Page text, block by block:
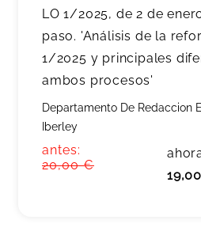
LO 1/2025, de 2 de
paso. 'Análisis de la
1/2025 y principales
ambos procesos'
Departamento De Redaccion
Iberley
antes:
20,00 €